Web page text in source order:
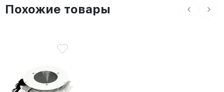
Похожие товары